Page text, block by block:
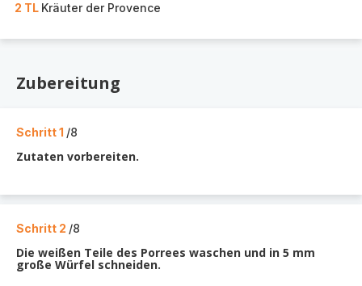
2 TL Kräuter der Provence
Zubereitung
Schritt 1 /8
Zutaten vorbereiten.
Schritt 2 /8
Die weißen Teile des Porrees waschen und in 5 mm
große Würfel schneiden.